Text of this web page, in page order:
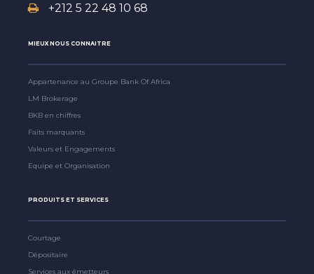
+212 5 22 48 10 68
MIEUX NOUS CONNAITRE
Appartenance au Groupe Bank Of Africa
LM Brokerage
BKB en chiffres
Faits marquants
Valeurs et Engagements
Equipe et Organisation
PRODUITS ET SERVICES
Courtage
Dépositaire
Services aux émetteurs